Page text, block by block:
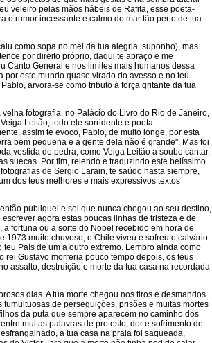
veleiro pelas mãos hábeis de Rafita, esse poeta-
o rumor incessante e calmo do mar tão perto de tua
como sopa no mel da tua alegria, suponho), mas
por direito próprio, daqui te abraço e me
Canto General e nos limites mais humanos dessa
este mundo quase virado do avesso e no teu
arvora-se como tributo à força gritante da tua
fotografia, no Palácio do Livro do Rio de Janeiro,
Leitão, todo ele sorridente e poeta
assim te evoco, Pablo, de muito longe, por esta
bem pequena e a gente dela não é grande". Mas foi
vestida de pedra, como Veiga Leitão a soube cantar,
suecas. Por fim, relendo e traduzindo este belíssimo
de Sergio Larain, te saúdo hasta siempre,
dos teus melhores e mais expressivos textos
publiquei e sei que nunca chegou ao seu destino,
agora estas poucas linhas de tristeza e de
fortuna ou a sorte do Nobel recebido em hora de
1973 muito chuvoso, o Chile viveu e sofreu o calvário
País de um a outro extremo. Lembro ainda como
rei Gustavo morreria pouco tempo depois, os teus
assalto, destruição e morte da tua casa na recordada
dias. A tua morte chegou nos tiros e desmandos
de perseguições, prisões e muitas mortes
da puta que sempre aparecem no caminho dos
muitas palavras de protesto, dor e sofrimento de
a tua casa na praia foi saqueada,